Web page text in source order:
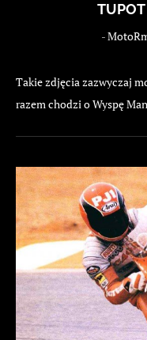
-
Takie zdjęcia zazwyczaj
razem chodzi o Wyspę